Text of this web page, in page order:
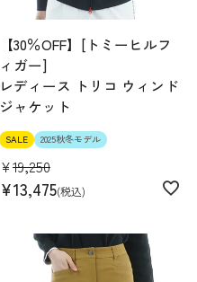
【30％OFF】[トミーヒルフ
ィガー]
レディース トリコ ウィンド
ジャケット
SALE 2025秋冬モデル
¥19,250
¥13,475 税込